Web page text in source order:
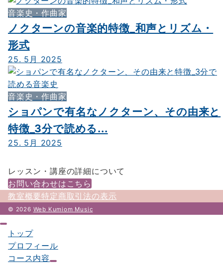
音楽史・作曲家
ノクターンの音楽的特徴_和声とリズム・
形式
25. 5月 2025
音楽史・作曲家
ショパンで有名なノクターン、その由来と
特徴_3分で読める...
25. 5月 2025
レッスン・講座の詳細について
お問い合わせはこちら
教室概要特定商取引法の表示
© 2026 Web Kumiom Music
トップ
プロフィール
コース内容